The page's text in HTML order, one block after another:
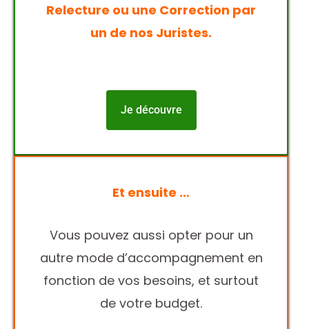
Relecture ou une Correction par
un de nos Juristes.
Je découvre
Et ensuite …
Vous pouvez aussi opter pour un
autre mode d’accompagnement en
fonction de vos besoins, et surtout
de votre budget.